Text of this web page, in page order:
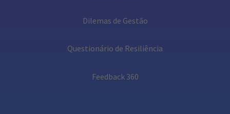
Dilemas de Gestão
Questionário de Resiliência
Feedback 360